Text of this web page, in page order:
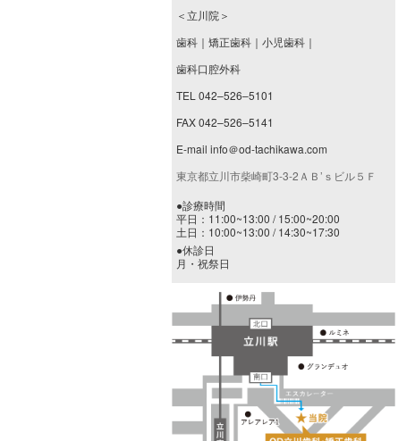
＜立川院＞
歯科｜矯正歯科｜小児歯科｜
歯科口腔外科
TEL 042–526–5101
FAX 042–526–5141
E-mail info＠od-tachikawa.com
東京都立川市柴崎町3-3-2ＡＢ’ｓビル５Ｆ
●診療時間
平日：11:00~13:00 / 15:00~20:00
土日：10:00~13:00 / 14:30~17:30
●休診日
月・祝祭日